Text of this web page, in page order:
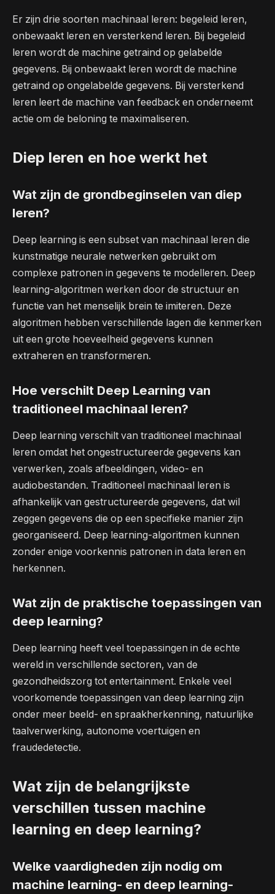
Er zijn drie soorten machinaal leren: begeleid leren,
onbewaakt leren en versterkend leren. Bij begeleid
leren wordt de machine getraind op gelabelde
gegevens. Bij onbewaakt leren wordt de machine
getraind op ongelabelde gegevens. Bij versterkend
leren leert de machine van feedback en onderneemt
actie om de beloning te maximaliseren.
Diep leren en hoe werkt het
Wat zijn de grondbeginselen van diep
leren?
Deep learning is een subset van machinaal leren die
kunstmatige neurale netwerken gebruikt om
complexe patronen in gegevens te modelleren. Deep
learning-algoritmen werken door de structuur en
functie van het menselijk brein te imiteren. Deze
algoritmen hebben verschillende lagen die kenmerken
uit een grote hoeveelheid gegevens kunnen
extraheren en transformeren.
Hoe verschilt Deep Learning van
traditioneel machinaal leren?
Deep learning verschilt van traditioneel machinaal
leren omdat het ongestructureerde gegevens kan
verwerken, zoals afbeeldingen, video- en
audiobestanden. Traditioneel machinaal leren is
afhankelijk van gestructureerde gegevens, dat wil
zeggen gegevens die op een specifieke manier zijn
georganiseerd. Deep learning-algoritmen kunnen
zonder enige voorkennis patronen in data leren en
herkennen.
Wat zijn de praktische toepassingen van
deep learning?
Deep learning heeft veel toepassingen in de echte
wereld in verschillende sectoren, van de
gezondheidszorg tot entertainment. Enkele veel
voorkomende toepassingen van deep learning zijn
onder meer beeld- en spraakherkenning, natuurlijke
taalverwerking, autonome voertuigen en
fraudedetectie.
Wat zijn de belangrijkste
verschillen tussen machine
learning en deep learning?
Welke vaardigheden zijn nodig om
machine learning- en deep learning-